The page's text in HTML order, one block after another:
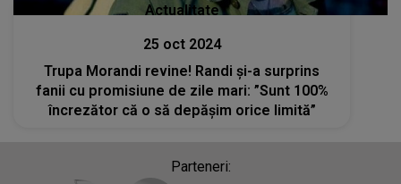
Actualitate
25 oct 2024
Trupa Morandi revine! Randi și-a surprins
fanii cu promisiune de zile mari: ”Sunt 100%
încrezător că o să depășim orice limită”
Parteneri: